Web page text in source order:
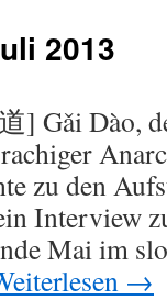
Juli
2013
] Gǎi Dào,
zu den
Interview
Mai im
→